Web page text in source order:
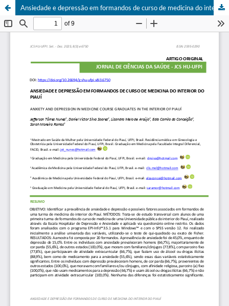
Ansiedade e depressão em formandos de curso de medicina do interior do Piauí